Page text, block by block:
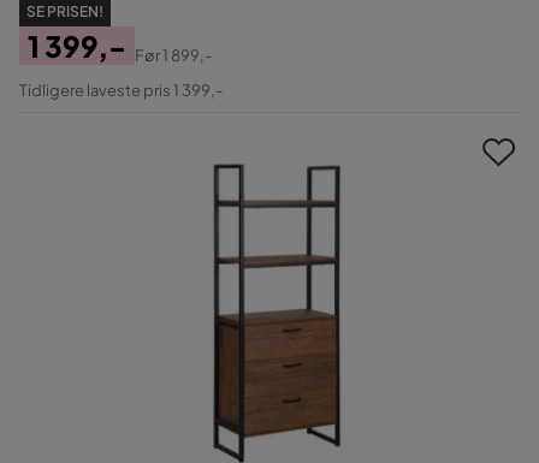
SE PRISEN!
Pris
1 399,-
Original
Før1 899,-
Tidligere laveste pris 1 399,-